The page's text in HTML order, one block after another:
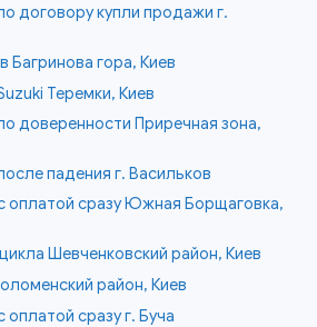
договору купли продажи г.
Багринова гора, Киев
Теремки, Киев
доверенности Приречная зона,
падения г. Васильков
оплатой сразу Южная Борщаговка,
Шевченковский район, Киев
район, Киев
сразу г. Буча